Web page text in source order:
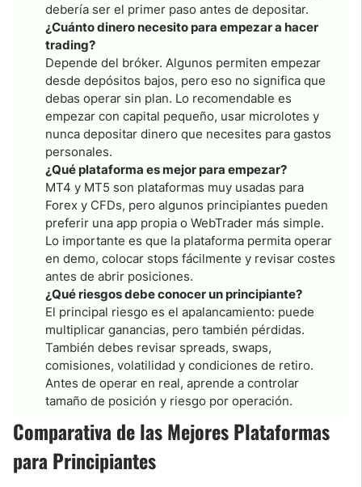
debería ser el primer paso antes de depositar.
¿Cuánto dinero necesito para empezar a hacer
trading?
Depende del bróker. Algunos permiten empezar
desde depósitos bajos, pero eso no significa que
debas operar sin plan. Lo recomendable es
empezar con capital pequeño, usar microlotes y
nunca depositar dinero que necesites para gastos
personales.
¿Qué plataforma es mejor para empezar?
MT4 y MT5 son plataformas muy usadas para
Forex y CFDs, pero algunos principiantes pueden
preferir una app propia o WebTrader más simple.
Lo importante es que la plataforma permita operar
en demo, colocar stops fácilmente y revisar costes
antes de abrir posiciones.
¿Qué riesgos debe conocer un principiante?
El principal riesgo es el apalancamiento: puede
multiplicar ganancias, pero también pérdidas.
También debes revisar spreads, swaps,
comisiones, volatilidad y condiciones de retiro.
Antes de operar en real, aprende a controlar
tamaño de posición y riesgo por operación.
Comparativa de las Mejores Plataformas
para Principiantes